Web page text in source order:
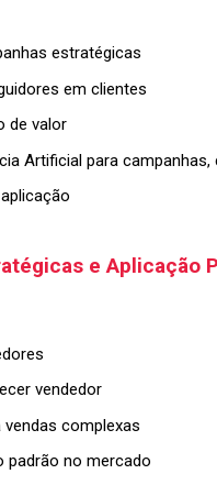
estratégicas
em clientes
de valor
Artificial para
e Aplicação
vendedor
vendas complexas
padrão no mercado